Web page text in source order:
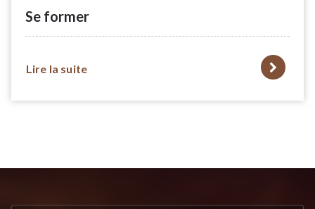
Se former
Lire la suite